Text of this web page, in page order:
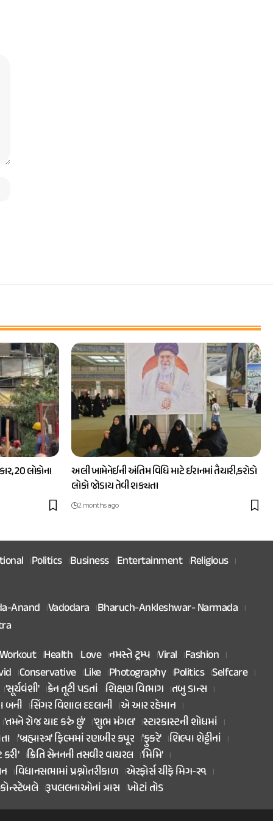
20 લોકોના
અલી ખામેનેઈની અંતિમ વિધિ માટે ઈરાનમાં તૈયારી,કરોડો
લોકો જોડાય તેવી શક્યતા
2 months ago
Politics Business Entertainment Religious
Anand Vadodara Bharuch-Ankleshwar- Narmada
Health Love નમસ્તે ટ્રમ્પ Viral Fashion
Conservative Like Photography Politics Selfcare
'સૂર્યવંશી' ક્રેન તૂટી પડતાં શિક્ષણ વિભાગ તબુ ડાન્સ
બની સિંગર વિશાલ દદલાની એ આર રહેમાન
'તમને રોજ યાદ કરું છું' 'શુભ મંગલ' સ્ટારકાસ્ટની શોધમાં
'બ્રહ્માસ્ત્ર' ફિલ્મમાં રણબીર કપૂર 'ફુકરે' શિલ્પા શેટ્ટીનાં
ક્રિતિ સેનનની તસવીર વાયરલ 'મિમિ'
વિધાનસભામાં પ્રશ્નોતરીકાળ એરફોર્સ ચીફે મિગ-૨૧
કોન્સ્ટેબલે રૂપલલનાઓનાં ત્રાસ ખોટાં તોડ